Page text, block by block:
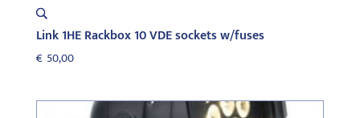
Link 1HE Rackbox 10 VDE sockets w/fuses
€ 50,00